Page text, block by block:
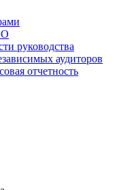
руководства
аудиторов
отчетность